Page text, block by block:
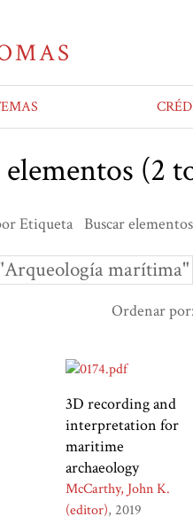
(2
Etiqueta Buscar elementos
marítima"
Ordenar por:
3D recording and
interpretation for
maritime
archaeology
McCarthy, John K.
(editor) 2019